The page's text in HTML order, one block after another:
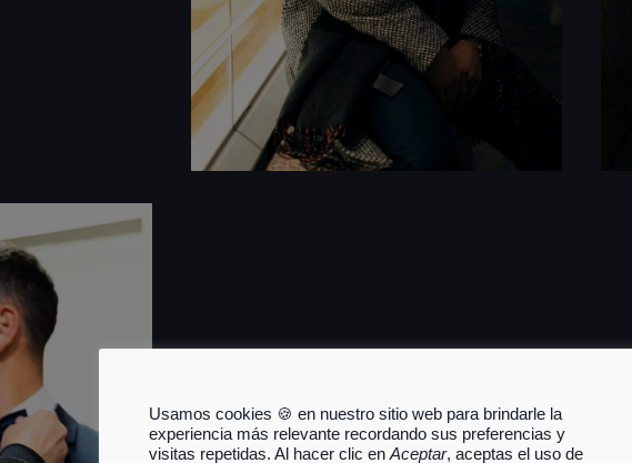
Usamos cookies 🍪 en nuestro sitio web para brindarle la
experiencia más relevante recordando sus preferencias y
visitas repetidas. Al hacer clic en Aceptar, aceptas el uso de